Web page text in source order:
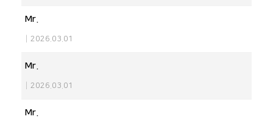
Mr.
2026.03.01
Mr.
2026.03.01
Mr.